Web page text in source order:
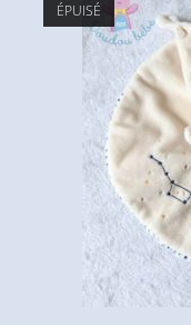
ÉPUISÉ